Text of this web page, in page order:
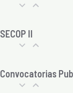
SECOP II
Convocatorias